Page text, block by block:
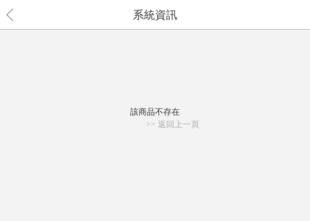
系統資訊
該商品不存在
>> 返回上一頁